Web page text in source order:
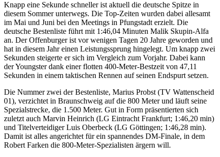
Knapp eine Sekunde schneller ist aktuell die deutsche Spitze in
diesem Sommer unterwegs. Die Top-Zeiten wurden dabei allesamt
im Mai und Juni bei den Meetings in Pfungstadt erzielt. Die
deutsche Bestenliste führt mit 1:46,04 Minuten Malik Skupin-Alfa
an. Der Offenburger ist vor wenigen Tagen 20 Jahre geworden und
hat in diesem Jahr einen Leistungssprung hingelegt. Um knapp zwei
Sekunden steigerte er sich im Vergleich zum Vorjahr. Dabei kann
der Youngster dank einer flotten 400-Meter-Bestzeit von 47,11
Sekunden in einem taktischen Rennen auf seinen Endspurt setzen.
Die Nummer zwei der Bestenliste, Marius Probst (TV Wattenscheid
01), verzichtet in Braunschweig auf die 800 Meter und läuft seine
Spezialstrecke, die 1.500 Meter. Gut in Form präsentierten sich
zuletzt auch Marvin Heinrich (LG Eintracht Frankfurt; 1:46,20 min)
und Titelverteidiger Luis Oberbeck (LG Göttingen; 1:46,28 min).
Damit ist alles angerichtet für ein spannendes DM-Finale, in dem
Robert Farken die 800-Meter-Spezialisten ärgern will.